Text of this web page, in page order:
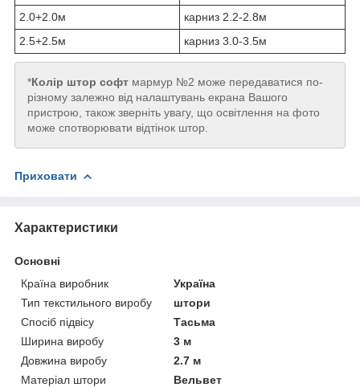
2.0+2.0м
карниз 2.2-2.8м
2.5+2.5м
карниз 3.0-3.5м
*Колір штор софт мармур №2 може передаватися по-
різному залежно від налаштувань екрана Вашого
пристрою, також зверніть увагу, що освітлення на фото
може спотворювати відтінок штор.
Приховати
Характеристики
Основні
Країна виробник
Україна
Тип текстильного виробу
штори
Спосіб підвісу
Тасьма
Ширина виробу
3 м
Довжина виробу
2.7 м
Матеріал штори
Вельвет